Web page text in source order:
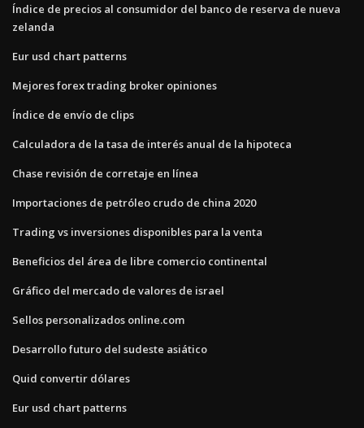
Índice de precios al consumidor del banco de reserva de nueva
zelanda
Eur usd chart patterns
Mejores forex trading broker opiniones
Índice de envío de clips
Calculadora de la tasa de interés anual de la hipoteca
Chase revisión de corretaje en línea
Importaciones de petróleo crudo de china 2020
Trading vs inversiones disponibles para la venta
Beneficios del área de libre comercio continental
Gráfico del mercado de valores de israel
Sellos personalizados online.com
Desarrollo futuro del sudeste asiático
Quid convertir dólares
Eur usd chart patterns